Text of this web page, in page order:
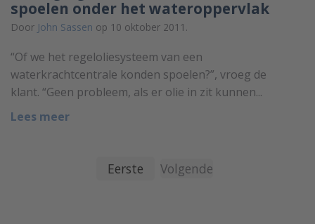
spoelen onder het wateroppervlak
Door John Sassen op 10 oktober 2011.
“Of we het regeloliesysteem van een
waterkrachtcentrale konden spoelen?”, vroeg de
klant. “Geen probleem, als er olie in zit kunnen...
Lees meer
Eerste Volgende